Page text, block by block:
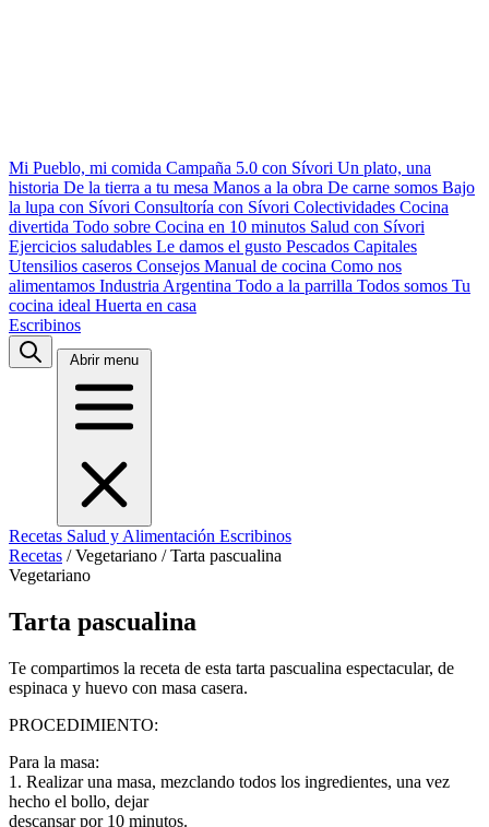
Mi Pueblo, mi comida Campaña 5.0 con Sívori Un plato, una
historia De la tierra a tu mesa Manos a la obra De carne somos Bajo
la lupa con Sívori Consultoría con Sívori Colectividades Cocina
divertida Todo sobre Cocina en 10 minutos Salud con Sívori
Ejercicios saludables Le damos el gusto Pescados Capitales
Utensilios caseros Consejos Manual de cocina Como nos
alimentamos Industria Argentina Todo a la parrilla Todos somos Tu
cocina ideal Huerta en casa
Escribinos
Abrir menu
Recetas Salud y Alimentación Escribinos
Recetas / Vegetariano / Tarta pascualina
Vegetariano
Tarta pascualina
Te compartimos la receta de esta tarta pascualina espectacular, de
espinaca y huevo con masa casera.
PROCEDIMIENTO:
Para la masa:
1. Realizar una masa, mezclando todos los ingredientes, una vez
hecho el bollo, dejar
descansar por 10 minutos.